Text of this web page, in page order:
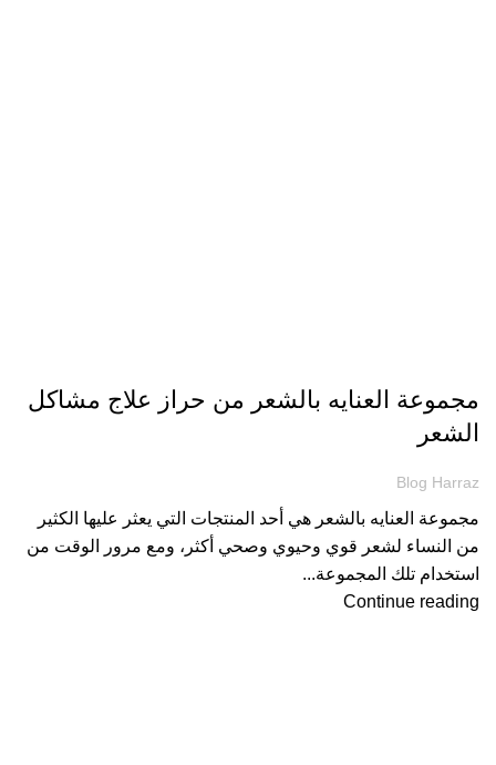
مجموعة العنايه بالشعر من حراز علاج مشاكل
الشعر
Blog Harraz
مجموعة العنايه بالشعر هي أحد المنتجات التي يعثر عليها الكثير
من النساء لشعر قوي وحيوي وصحي أكثر، ومع مرور الوقت من
استخدام تلك المجموعة...
Continue reading